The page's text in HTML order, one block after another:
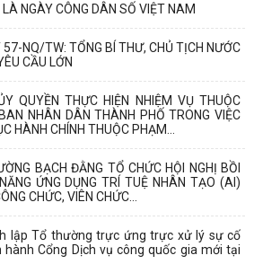
NGÀY CÔNG DÂN SỐ VIỆT NAM
57-NQ/TW: TỔNG BÍ THƯ, CHỦ TỊCH NƯỚC
CẦU LỚN
QUYỀN THỰC HIỆN NHIỆM VỤ THUỘC
NHÂN DÂN THÀNH PHỐ TRONG VIỆC
HÀNH CHÍNH THUỘC PHẠM...
BẠCH ĐẰNG TỔ CHỨC HỘI NGHỊ BỒI
ỨNG DỤNG TRÍ TUỆ NHÂN TẠO (AI)
CHỨC, VIÊN CHỨC...
lập Tổ thường trực ứng trực xử lý sự cố
Cổng Dịch vụ công quốc gia mới tại